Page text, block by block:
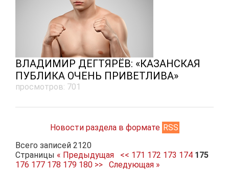
ВЛАДИМИР ДЕГТЯРЁВ: «КАЗАНСКАЯ
ПУБЛИКА ОЧЕНЬ ПРИВЕТЛИВА»
просмотров: 701
Новости раздела в формате RSS
Всего записей 2120
Страницы « Предыдущая << 171 172 173 174 175
176 177 178 179 180 >> Следующая »